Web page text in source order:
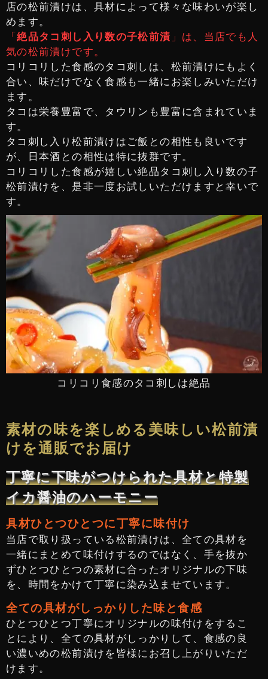
コリコリ食感のタコ刺しは絶品
店の松前漬けは、具材によって様々な味わいが楽し
めます。
「絶品タコ刺し入り数の子松前漬 」は、当店でも人
気の松前漬けです。
コリコリした食感のタコ刺しは、松前漬けにもよく
合い、味だけでなく食感も一緒にお楽しみいただけ
ます。
タコは栄養豊富で、タウリンも豊富に含まれていま
す。
タコ刺し入り松前漬けはご飯との相性も良いです
が、日本酒との相性は特に抜群です。
コリコリした食感が嬉しい絶品タコ刺し入り数の子
松前漬けを、是非一度お試しいただけますと幸いで
す。
素材の味を楽しめる美味しい松前漬
けを通販でお届け
丁寧に下味がつけられた具材と特製
イカ醤油のハーモニー
具材ひとつひとつに丁寧に味付け
当店で取り扱っている松前漬けは、全ての具材を
一緒にまとめて味付けするのではなく、手を抜か
ずひとつひとつの素材に合ったオリジナルの下味
を、時間をかけて丁寧に染み込ませています。
全ての具材がしっかりした味と食感
ひとつひとつ丁寧にオリジナルの味付けをするこ
とにより、全ての具材がしっかりして、食感の良
い濃いめの松前漬けを皆様にお召し上がりいただ
けます。